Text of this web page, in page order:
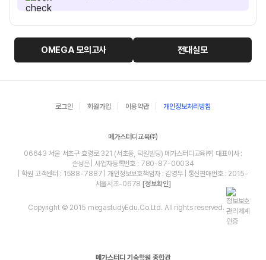
OMEGA모의고사 전대실모
로그인 회원가입 이용약관 개인정보처리방침
메가스터디교육㈜
06643 서울 서초구 효령로 321 (서초동, 덕원빌딩) 메가스터디교육㈜ 대표이사 :
손성은 | 사업자등록번호 : 780-87-00034
| 학원 고객센터 : 1588-7887 | 개인정보보호책임자 : 김영무 | 통신판매번호 : 2015-
서울서초-0678 [정보확인]
Copyright © 2015 megastudyEdu.Co.Ltd. All rights reserved.
메가스터디 기숙학원 종합관